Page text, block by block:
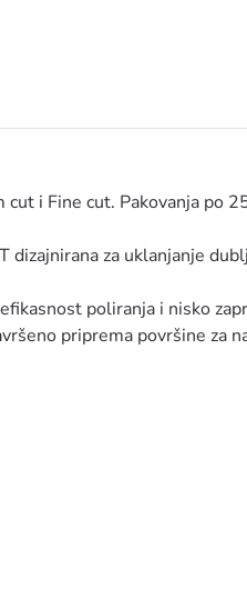
i Fine cut. Pakovanja po
dizajnirana za uklanjanje
poliranja i nisko
priprema površine za